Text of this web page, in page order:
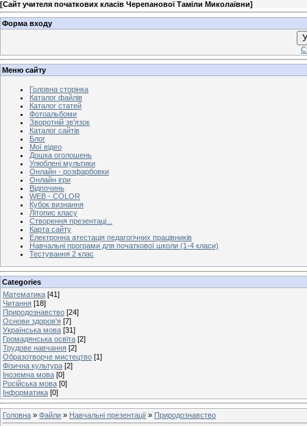
[Сайт учителя початкових класів Черепанової Таміли Миколаївни]
Форма входу
Меню сайту
Головна сторінка
Каталог файлів
Каталог статей
Фотоальбоми
Зворотній зв'язок
Каталог сайтів
Блог
Мої відео
Дошка оголошень
Улюблені мультики
Онлайн - розфарбовки
Онлайн ігри
Відпочинь
WEB - COLOR
Кубок визнання
Літопис класу
Створення презентаці...
Карта сайту
Електронна атестація педагогічних працівників
Навчальні програми для початкової школи (1-4 класи)
Тестування 2 клас
Categories
Математика [41]
Читання [18]
Природознавство [24]
Основи здоров'я [7]
Українська мова [31]
Громадянська освіта [2]
Трудове навчання [2]
Образотворче мистецтво [1]
Фізична культура [2]
Іноземна мова [0]
Російська мова [0]
Інформатика [0]
Головна » Файли » Навчальні презентації » Природознавство